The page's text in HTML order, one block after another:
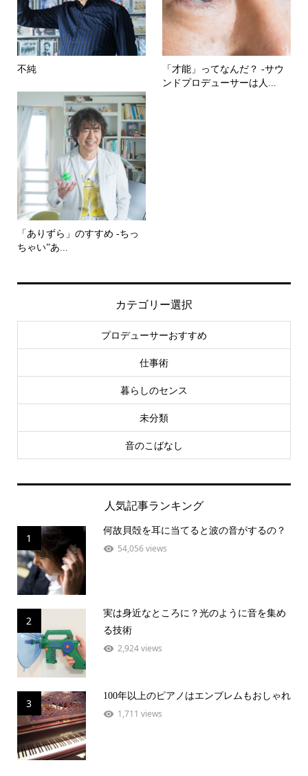
不純
「才能」ってなんだ？ -サウ
ンドプロデューサーは人...
「ありずら」のすすめ -ちっ
ちゃい”あ...
カテゴリー選択
プロデューサーおすすめ
仕事術
暮らしのセンス
未分類
音のこばなし
人気記事ランキング
1
何故貝殻を耳に当てると波の音がするの？
54,056 views
2
実は身近なところに？光のように音を集め
る技術
2,924 views
3
100年以上のピアノはエンブレムもおしゃれ
1,711 views